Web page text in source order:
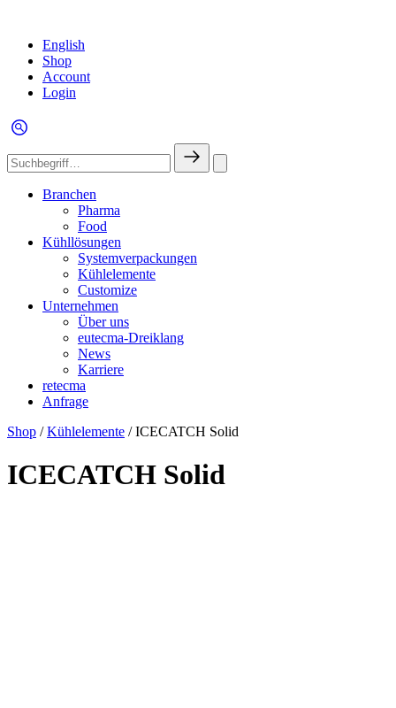
English
Shop
Account
Login
Branchen
Pharma
Food
Kühllösungen
Systemverpackungen
Kühlelemente
Customize
Unternehmen
Über uns
eutecma-Dreiklang
News
Karriere
retecma
Anfrage
Shop /Kühlelemente / ICECATCH Solid
ICECATCH Solid